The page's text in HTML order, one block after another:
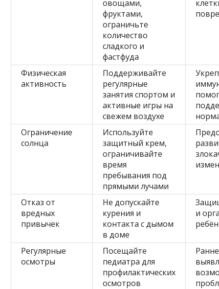
овощами,
фруктами,
ограничьте
количество
сладкого и
фастфуда
Физическая
активность
Поддерживайте
регулярные
занятия спортом и
активные игры на
свежем воздухе
Ограничение
солнца
Используйте
защитный крем,
ограничивайте
время
пребывания под
прямыми лучами
Отказ от
вредных
привычек
Не допускайте
курения и
контакта с дымом
в доме
и
Регулярные
осмотры
Посещайте
педиатра для
профилактических
осмотров